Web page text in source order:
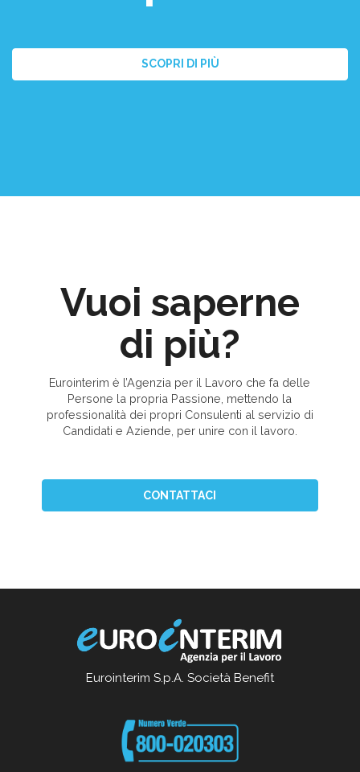
SCOPRI DI PIÙ
Vuoi saperne
di più?
Eurointerim è l’Agenzia per il Lavoro che fa delle
Persone la propria Passione, mettendo la
professionalità dei propri Consulenti al servizio di
Candidati e Aziende, per unire con il lavoro.
CONTATTACI
Eurointerim S.p.A. Società Benefit